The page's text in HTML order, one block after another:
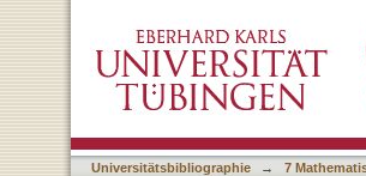
Universitätsbibliographie → 7